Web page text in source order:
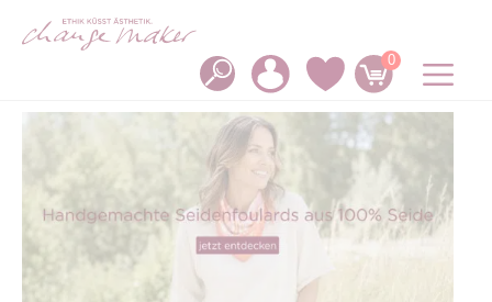
Inhalt
0